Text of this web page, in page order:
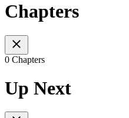
Chapters
0 Chapters
Up Next